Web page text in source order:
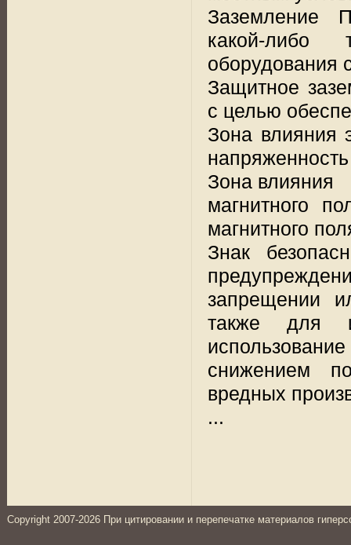
Заземление
какой-либо
оборудования
Защитное
с целью
Зона влияния
Зона влияния
магнитного
магнитного
Знак
запрещении
также для
снижением
вредных
...
Copyright 2007-2026 При цитировании и перепечатке материалов